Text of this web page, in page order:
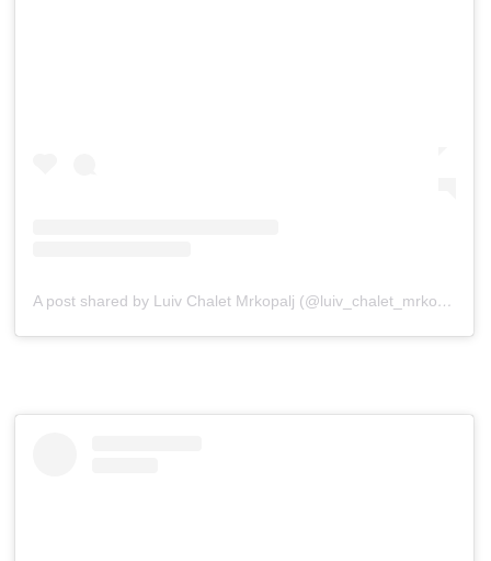
A post shared by Luiv Chalet Mrkopalj (@luiv_chalet_mrkopalj)